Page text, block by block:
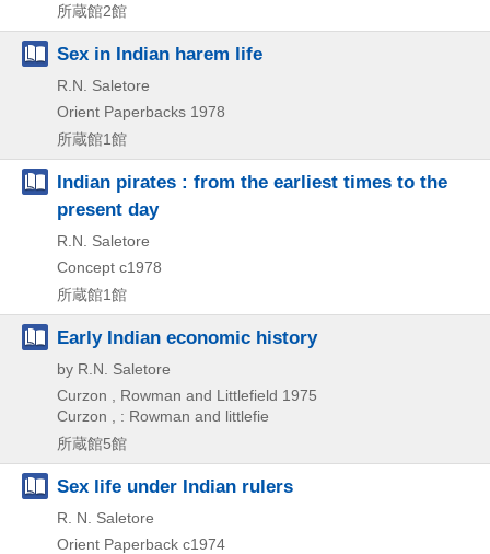
所蔵館2館
Sex in Indian harem life
R.N. Saletore
Orient Paperbacks 1978
所蔵館1館
Indian pirates : from the earliest times to the
present day
R.N. Saletore
Concept c1978
所蔵館1館
Early Indian economic history
by R.N. Saletore
Curzon , Rowman and Littlefield 1975
Curzon , : Rowman and littlefie
所蔵館5館
Sex life under Indian rulers
R. N. Saletore
Orient Paperback c1974